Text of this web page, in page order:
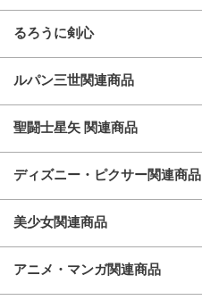
るろうに剣心
ルパン三世関連商品
聖闘士星矢 関連商品
ディズニー・ピクサー関連商品
美少女関連商品
アニメ・マンガ関連商品